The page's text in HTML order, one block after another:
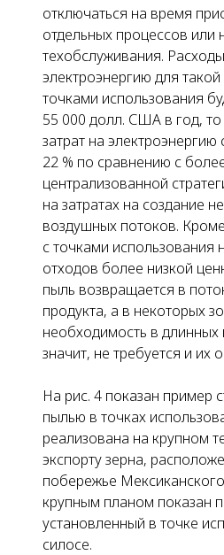
отключаться на время
отдельных процессов или
техобслуживания.
электроэнергию для такой
точками использования
55 000 долл. США в год,
затрат на электроэнергию
22 % по сравнению с
централизованной
на затратах на создание
воздушных потоков.
сточками использования
отходов более низкой
пыль возвращается в
продукта, а в некоторых
необходимость в длинных
значит, не требуется и их
На рис. 4 показан пример
пылью в точках
реализована на крупном
экспорту зерна,
побережье
крупным планом показан
установленный в точке
силосе.